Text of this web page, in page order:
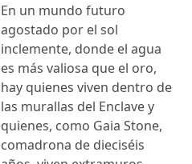
En un mundo futuro
agostado por el sol
inclemente, donde el agua
es más valiosa que el oro,
hay quienes viven dentro de
las murallas del Enclave y
quienes, como Gaia Stone,
comadrona de dieciséis